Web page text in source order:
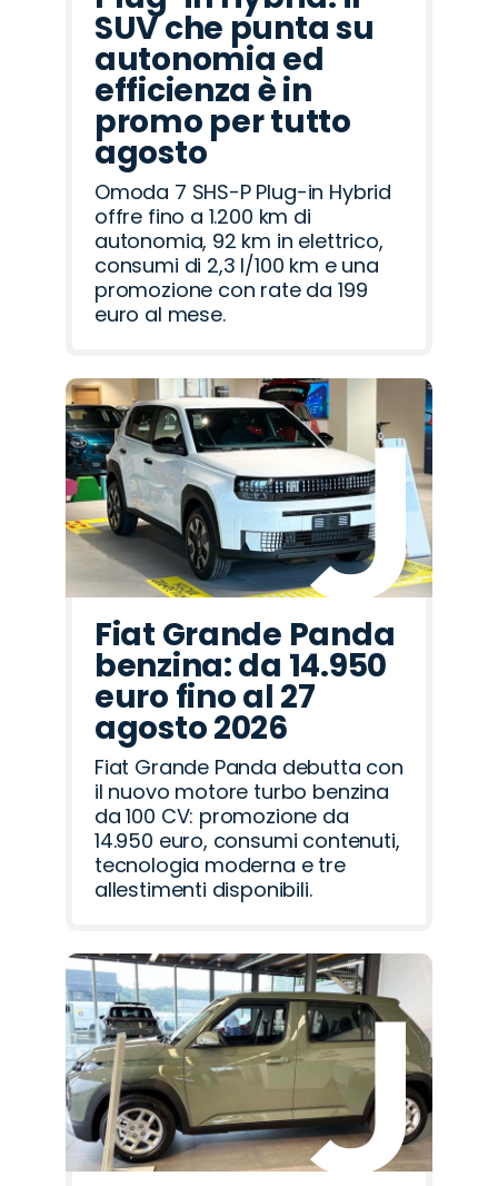
SUV che punta su
autonomia ed
efficienza è in
promo per tutto
agosto
Omoda 7 SHS-P Plug-in Hybrid
offre fino a 1.200 km di
autonomia, 92 km in elettrico,
consumi di 2,3 l/100 km e una
promozione con rate da 199
euro al mese.
Fiat Grande Panda
benzina: da 14.950
euro fino al 27
agosto 2026
Fiat Grande Panda debutta con
il nuovo motore turbo benzina
da 100 CV: promozione da
14.950 euro, consumi contenuti,
tecnologia moderna e tre
allestimenti disponibili.